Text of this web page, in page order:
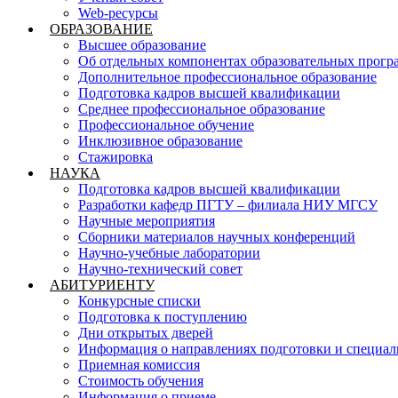
Web-ресурсы
ОБРАЗОВАНИЕ
Высшее образование
Об отдельных компонентах образовательных
Дополнительное профессиональное образование
Подготовка кадров высшей квалификации
Среднее профессиональное образование
Профессиональное обучение
Инклюзивное образование
Стажировка
НАУКА
Подготовка кадров высшей квалификации
Разработки кафедр ПГТУ – филиала НИУ МГСУ
Научные мероприятия
Сборники материалов научных конференций
Научно-учебные лаборатории
Научно-технический совет
АБИТУРИЕНТУ
Конкурсные списки
Подготовка к поступлению
Дни открытых дверей
Информация о направлениях подготовки и
Приемная комиссия
Стоимость обучения